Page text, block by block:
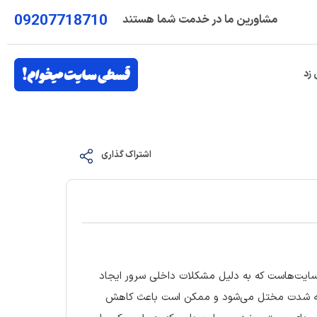
مشاورین ما در خدمت شما هستند 09207718710
زد
اشتراک گذاری
که به دلیل مشکلات داخلی سرور ایجاد
به شدت مختل می‌شود و ممکن است باعث کاهش